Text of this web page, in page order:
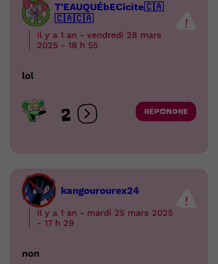
T'EAUQUÉbECicite🇨🇦
🇨🇦🇨🇦
il y a 1 an - vendredi 28 mars
2025 - 18 h 55
lol
2 Ouvrir les réactions
RÉPONDRE
kangourourex24
il y a 1 an - mardi 25 mars 2025
- 17 h 29
non